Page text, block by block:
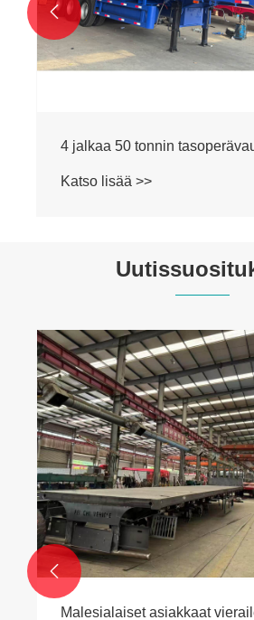
4 jalkaa 50 tonnin
Katso lisää >>

Malesialaiset asiakkaat
